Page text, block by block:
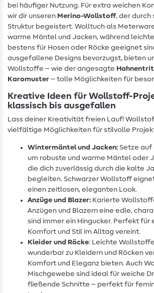
bei häufiger Nutzung. Für extra weichen
wir dir unseren Merino-Wollstoff, der durch
Struktur begeistert. Wolltuch als
warme Mäntel und Jacken, während
bestens für Hosen oder Röcke geeignet
ausgefallene Designs bevorzugst, bieten
Wollstoffe – wie der angesagte
Karomuster – tolle Möglichkeiten für
Kreative Ideen für Wollstoff-
klassisch bis ausgefallen
Lass deiner Kreativität freien Lauf!
vielfältige Möglichkeiten für stilvolle
Wintermäntel und Jacken: Setze auf
um robuste und warme Mäntel oder
die dich zuverlässig durch die kalte
begleiten. Schwarzer Wollstoff
einen zeitlosen, eleganten Look.
Anzüge und Blazer: Karierte
Anzügen und Blazern eine edle,
sind immer ein Hingucker. Perfekt für
Komfort und Stil im Alltag vereint.
Kleider und Röcke: Leichte
wunderbar zu Kleidern und Röcken
Komfort und Eleganz bieten. Auch
Mischgewebe sind ideal für weiche
fließende Schnitte – perfekt für